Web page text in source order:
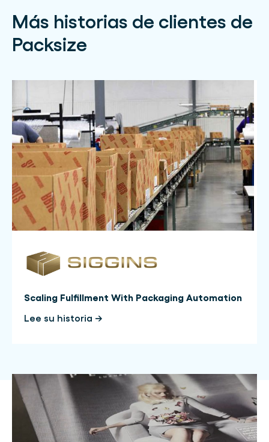
Más historias de clientes de
Packsize
Scaling Fulfillment With Packaging Automation
Lee su historia →